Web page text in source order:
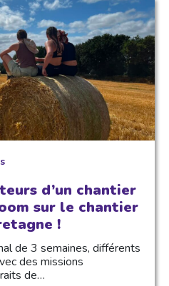
d’un chantier
sur le chantier
!
de 3 semaines, différents
des missions
de…